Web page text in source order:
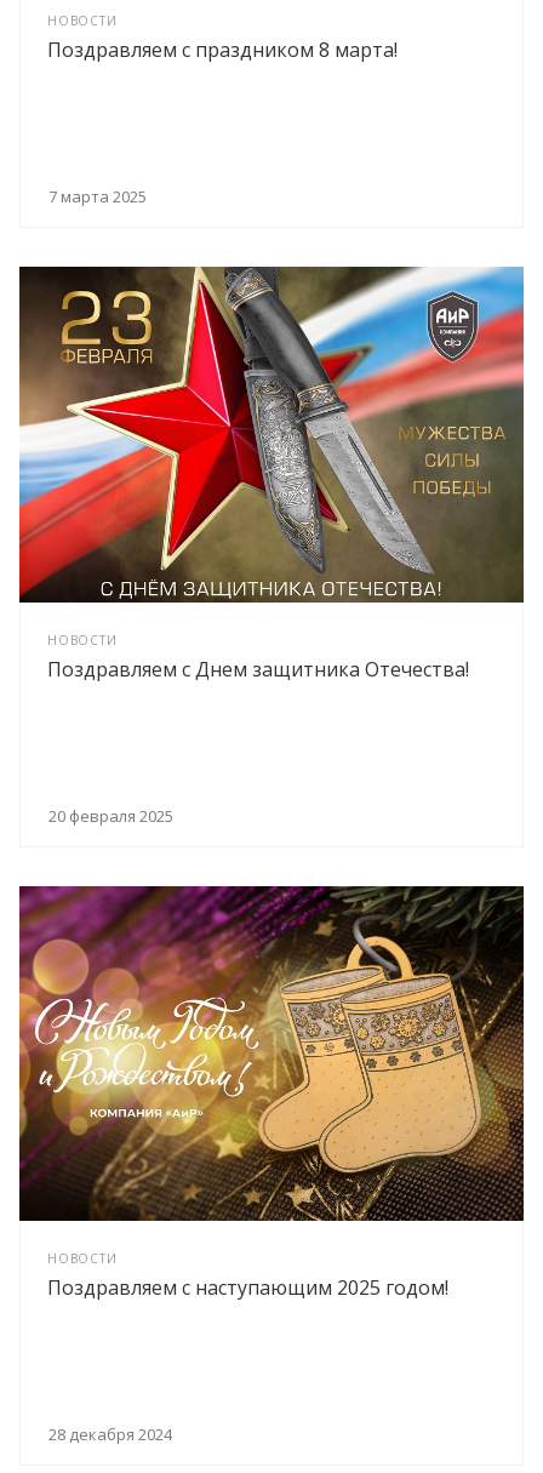
НОВОСТИ
Поздравляем с праздником 8 марта!
7 марта 2025
НОВОСТИ
Поздравляем с Днем защитника Отечества!
20 февраля 2025
НОВОСТИ
Поздравляем с наступающим 2025 годом!
28 декабря 2024